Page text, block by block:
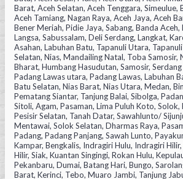
Barat, Aceh Selatan, Aceh Tenggara, Simeulue,
Aceh Tamiang, Nagan Raya, Aceh Jaya, Aceh
Bener Meriah, Pidie Jaya, Sabang, Banda Aceh,
Langsa, Sabussalam, Deli Serdang, Langkat,
Asahan, Labuhan Batu, Tapanuli Utara,
Selatan, Nias, Mandailing Natal, Toba Samosir,
Bharat, Humbang Hasudutan, Samosir,
Padang Lawas utara, Padang Lawas, Labuhan
Batu Selatan, Nias Barat, Nias Utara, Medan,
Pematang Siantar, Tanjung Balai, Sibolga,
Sitoli, Agam, Pasaman, Lima Puluh Koto, Solok,
Pesisir Selatan, Tanah Datar, Sawahlunto/
Mentawai, Solok Selatan, Dharmas Raya,
Padang, Padang Panjang, Sawah Lunto,
Kampar, Bengkalis, Indragiri Hulu, Indragiri
Hilir, Siak, Kuantan Singingi, Rokan Hulu,
Pekanbaru, Dumai, Batang Hari, Bungo,
Barat, Kerinci, Tebo, Muaro Jambi, Tanjung